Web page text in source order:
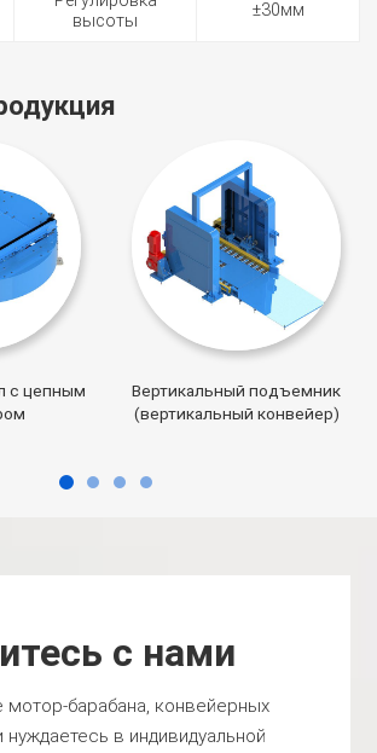
высоты
±30мм
с цепным
Вертикальный подъемник
(вертикальный конвейер)
с нами
мотор-барабана, конвейерных
нуждаетесь в индивидуальной